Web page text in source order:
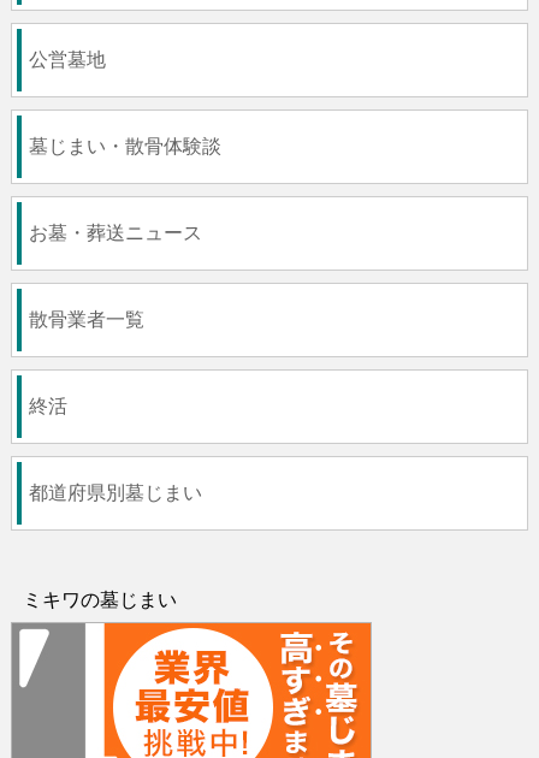
公営墓地
墓じまい・散骨体験談
お墓・葬送ニュース
散骨業者一覧
終活
都道府県別墓じまい
ミキワの墓じまい